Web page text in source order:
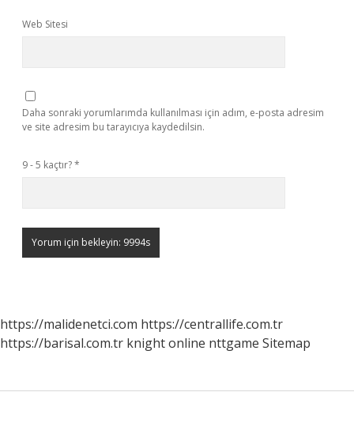
Web Sitesi
Daha sonraki yorumlarımda kullanılması için adım, e-posta adresim
ve site adresim bu tarayıcıya kaydedilsin.
9 - 5 kaçtır?*
https://malidenetci.com https://centrallife.com.tr
https://barisal.com.tr knight online nttgame Sitemap